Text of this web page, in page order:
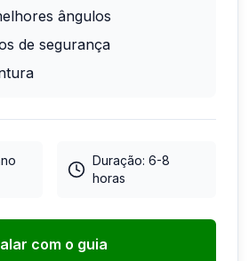
ângulos
de segurança
Duração: 6-8
horas
com o guia